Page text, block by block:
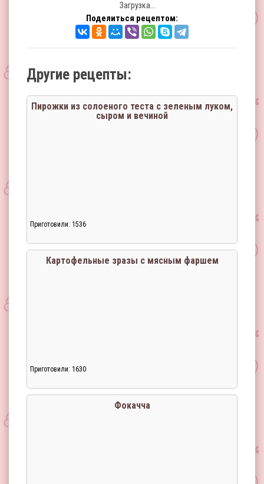
Загрузка...
Поделиться рецептом:
Другие рецепты:
Пирожки из солоеного теста с зеленым луком,
сыром и вечиной
Приготовили: 1536
Картофельные зразы с мясным фаршем
Приготовили: 1630
Фокачча